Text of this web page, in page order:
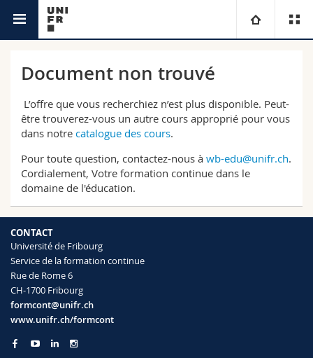
Campus
Recherche
Université
Formation continue
Théologie
Droit
Sciences économiques et sociales et management
Lettres et sciences humaines
Sciences de l'éducation et de la formation
Sciences et médecine
Vous êtes
Futurs étudiants
Etudiants
Médias
Chercheurs
Collaborateurs
Ressources
Annuaire du personnel
Plan d'accès
Bibliothèques
Webmail
Document non trouvé
L’offre que vous recherchiez n’est plus disponible. Peut-
être trouverez-vous un autre cours approprié pour vous
dans notre catalogue des cours.
Pour toute question, contactez-nous à wb-edu@unifr.ch.
Cordialement, Votre formation continue dans le
domaine de l'éducation.
CONTACT
Université de Fribourg
Service de la formation continue
Rue de Rome 6
CH-1700 Fribourg
formcont@unifr.ch
www.unifr.ch/formcont